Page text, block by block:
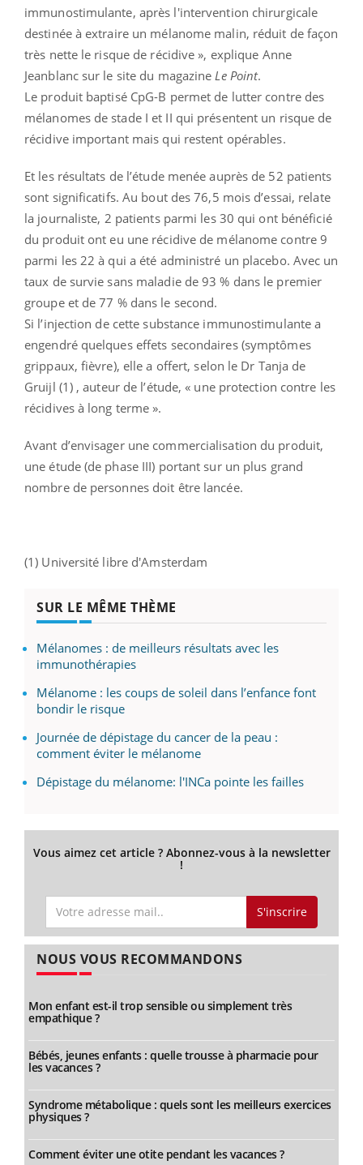
immunostimulante, après l'intervention chirurgicale
destinée à extraire un mélanome malin, réduit de façon
très nette le risque de récidive », explique Anne
Jeanblanc sur le site du magazine Le Point.
Le produit baptisé CpG-B permet de lutter contre des
mélanomes de stade I et II qui présentent un risque de
récidive important mais qui restent opérables.
Et les résultats de l’étude menée auprès de 52 patients
sont significatifs. Au bout des 76,5 mois d’essai, relate
la journaliste, 2 patients parmi les 30 qui ont bénéficié
du produit ont eu une récidive de mélanome contre 9
parmi les 22 à qui a été administré un placebo. Avec un
taux de survie sans maladie de 93 % dans le premier
groupe et de 77 % dans le second.
Si l’injection de cette substance immunostimulante a
engendré quelques effets secondaires (symptômes
grippaux, fièvre), elle a offert, selon le Dr Tanja de
Gruijl (1) , auteur de l’étude, « une protection contre les
récidives à long terme ».
Avant d’envisager une commercialisation du produit,
une étude (de phase III) portant sur un plus grand
nombre de personnes doit être lancée.
(1) Université libre d'Amsterdam
SUR LE MÊME THÈME
Mélanomes : de meilleurs résultats avec les
immunothérapies
Mélanome : les coups de soleil dans l’enfance font
bondir le risque
Journée de dépistage du cancer de la peau :
comment éviter le mélanome
Dépistage du mélanome: l'INCa pointe les failles
Vous aimez cet article ? Abonnez-vous à la newsletter
!
S'inscrire
NOUS VOUS RECOMMANDONS
Mon enfant est-il trop sensible ou simplement très
empathique ?
Bébés, jeunes enfants : quelle trousse à pharmacie pour
les vacances ?
Syndrome métabolique : quels sont les meilleurs exercices
physiques ?
Comment éviter une otite pendant les vacances ?